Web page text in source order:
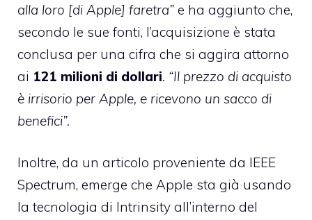
alla loro [di Apple] faretra” e ha aggiunto che,
secondo le sue fonti, l’acquisizione è stata
conclusa per una cifra che si aggira attorno
ai 121 milioni di dollari. “Il prezzo di acquisto
è irrisorio per Apple, e ricevono un sacco di
benefici”.
Inoltre, da un articolo proveniente da IEEE
Spectrum, emerge che Apple sta già usando
la tecnologia di Intrinsity all’interno del